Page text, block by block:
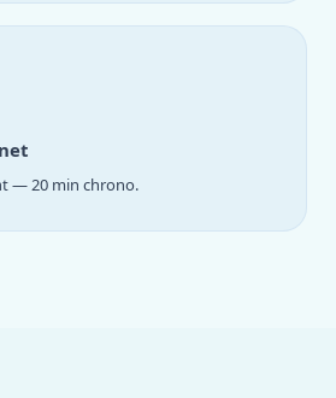
— 20 min chrono.